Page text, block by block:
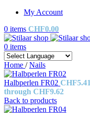
My Account
0 items CHF0.00
0 items
Home / Nails
Halbperlen FR02 CHF5.41
through CHF9.62
Back to products